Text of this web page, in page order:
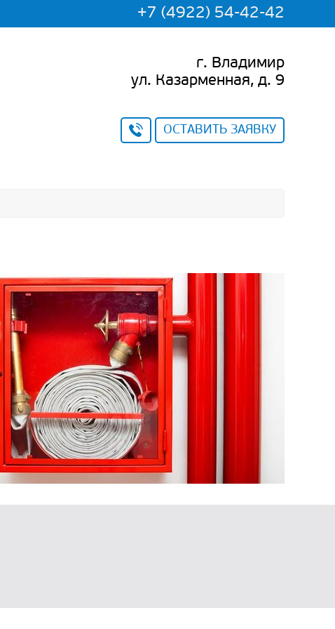
+7 (4922) 54-42-42
г. Владимир
ул. Казарменная, д. 9
ОСТАВИТЬ ЗАЯВКУ